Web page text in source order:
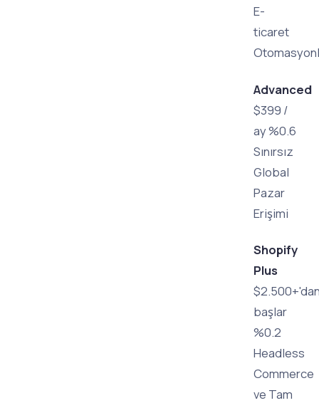
E-
ticaret
Advanced
$399 /
ay %0.6
Sınırsız
Global
Pazar
Erişimi
Shopify
Plus
başlar
%0.2
Headless
Commerce
ve Tam